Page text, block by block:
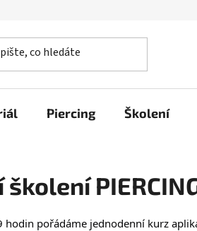
Piercing Školení
hodin pořádáme jednodenní kurz